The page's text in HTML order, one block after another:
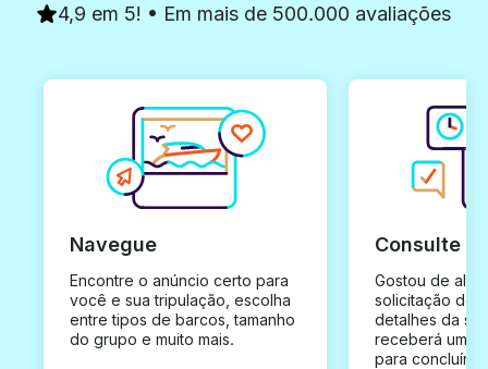
4,9 em 5! • Em mais de 500.000 avaliações
Navegue
Encontre o anúncio certo para
você e sua tripulação, escolha
entre tipos de barcos, tamanho
do grupo e muito mais.
Consulte e
Gostou de
solicitação de
detalhes da
receberá uma
para concluír a